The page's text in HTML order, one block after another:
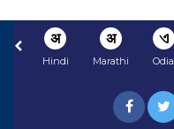
अ
Hindi
अ
Marathi
ଏ
Odia